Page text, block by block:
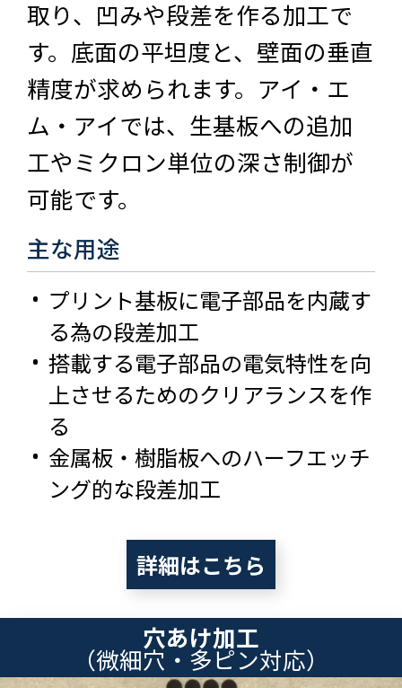
取り、凹みや段差を作る加工で
す。底面の平坦度と、壁面の垂直
精度が求められます。アイ・エ
ム・アイでは、生基板への追加
工やミクロン単位の深さ制御が
可能です。
主な用途
プリント基板に電子部品を内蔵す
る為の段差加工
搭載する電子部品の電気特性を向
上させるためのクリアランスを作
る
金属板・樹脂板へのハーフエッチ
ング的な段差加工
詳細はこちら
穴あけ加工
（微細穴・多ピン対応）